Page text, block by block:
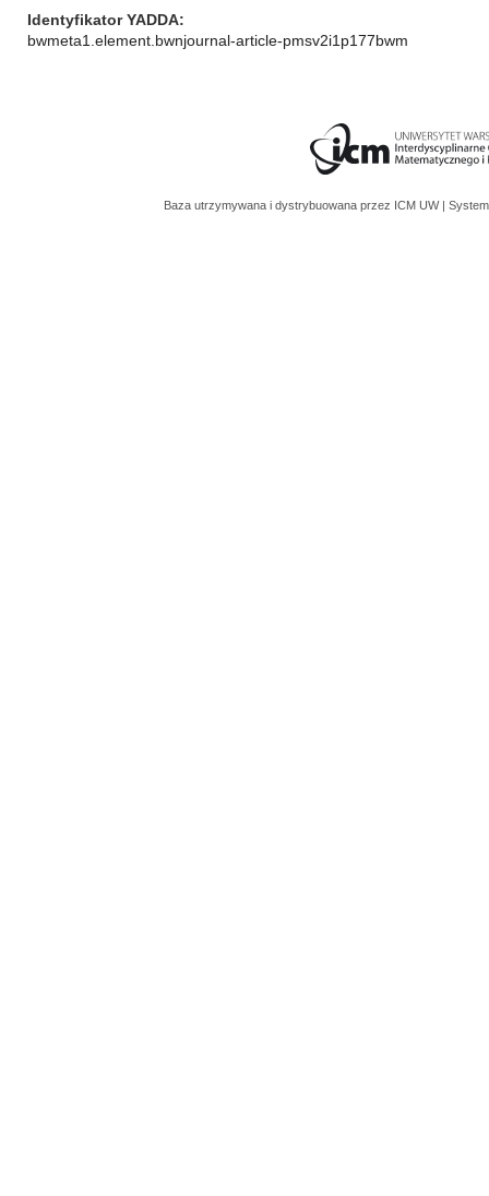
Identyfikator YADDA
bwmeta1.element.bwnjournal-article-pmsv2i1p177bwm
Baza utrzymywana i dystrybuowana przez ICM UW |